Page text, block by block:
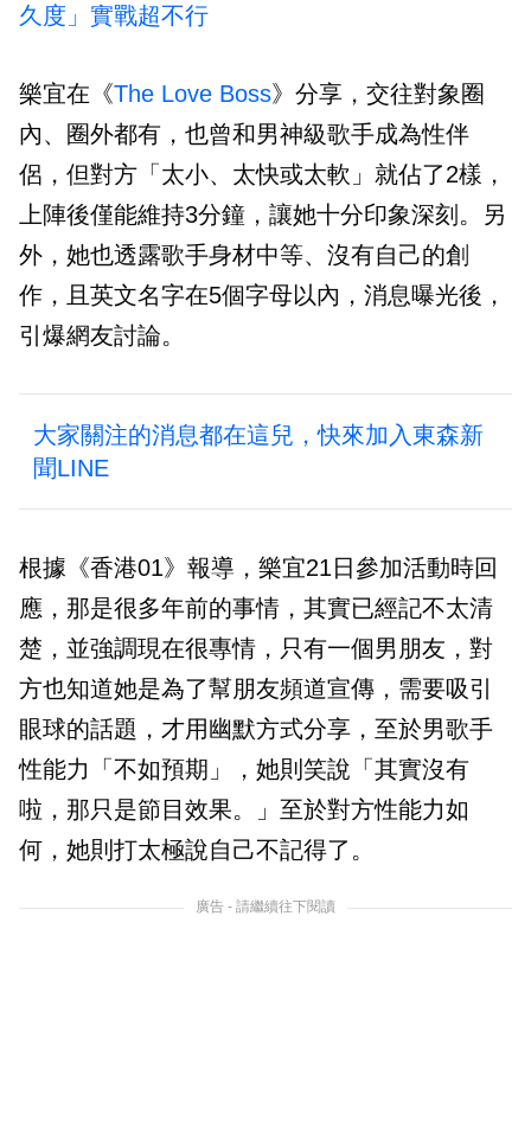
久度」實戰超不行
樂宜在《The Love Boss》分享，交往對象圈
內、圈外都有，也曾和男神級歌手成為性伴
侶，但對方「太小、太快或太軟」就佔了2樣，
上陣後僅能維持3分鐘，讓她十分印象深刻。另
外，她也透露歌手身材中等、沒有自己的創
作，且英文名字在5個字母以內，消息曝光後，
引爆網友討論。
大家關注的消息都在這兒，快來加入東森新
聞LINE
根據《香港01》報導，樂宜21日參加活動時回
應，那是很多年前的事情，其實已經記不太清
楚，並強調現在很專情，只有一個男朋友，對
方也知道她是為了幫朋友頻道宣傳，需要吸引
眼球的話題，才用幽默方式分享，至於男歌手
性能力「不如預期」，她則笑說「其實沒有
啦，那只是節目效果。」至於對方性能力如
何，她則打太極說自己不記得了。
廣告 - 請繼續往下閱讀